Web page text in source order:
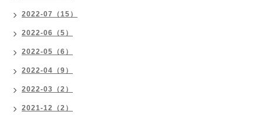
2022-07（15）
2022-06（5）
2022-05（6）
2022-04（9）
2022-03（2）
2021-12（2）